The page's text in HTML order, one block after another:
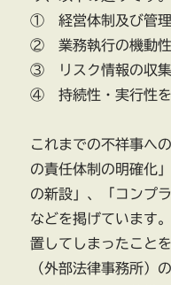
① 経営体制及び管理
② 業務執行の機動性
③ リスク情報の収集
④ 持続性・実行性を
これまでの不祥事へ
の責任体制の明確化
の新設」、「コンプ
などを掲げています
置してしまったこと
（外部法律事務所）